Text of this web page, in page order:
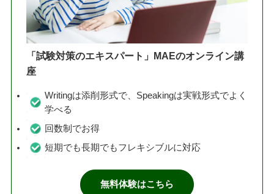
「試験対策のエキスパート」MAEのオンライン講
座
Writingは添削形式で、Speakingは実戦形式でよく
学べる
回数制でお得
短期でも長期でもフレキシブルに対応
無料体験はこちら